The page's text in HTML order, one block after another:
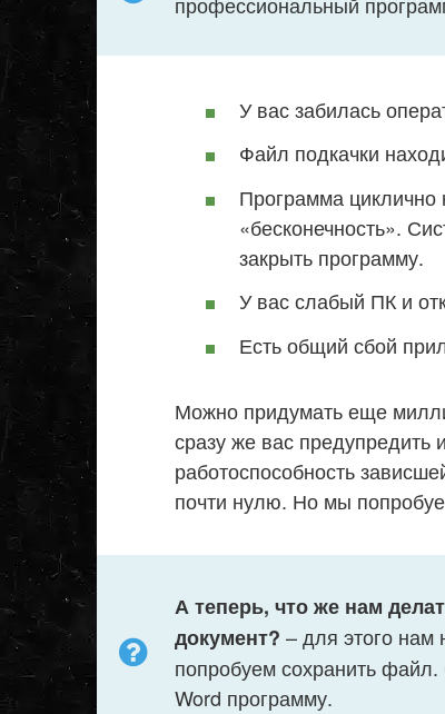
У вас забилась
Файл подкачки
Программа
«бесконечность».
закрыть программу.
У вас слабый ПК и
Есть общий сбой
Можно придумать еще
сразу же вас предупредить
работоспособность
почти нулю. Но мы
А теперь, что же нам
документ? – для этого нам
попробуем сохранить
Word программу.